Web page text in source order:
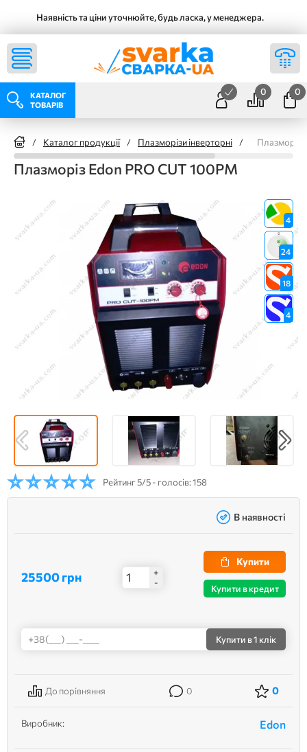
Наявність та ціни уточнюйте, будь ласка, у менеджера.
КАТАЛОГ
ТОВАРІВ
0 0
/ Каталог продукції / Плазморізи інверторні / Плазморіз
Плазморіз Edon PRO CUT 100PM
4
24
18
4
Рейтинг5/5 - голосів: 158
В наявності
25500 грн
+
-
Купити
Купити в кредит
Купити в 1 клік
До порівняння 0 0
Виробник: Edon